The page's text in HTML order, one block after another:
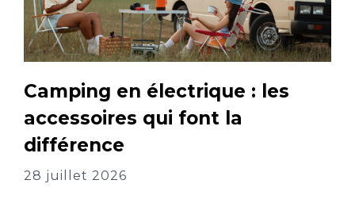
Camping en électrique : les
accessoires qui font la
différence
28 juillet 2026